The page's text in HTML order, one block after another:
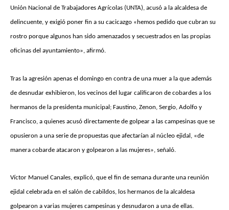
Unión Nacional de Trabajadores Agrícolas (UNTA), acusó a la alcaldesa de
delincuente, y exigió poner fin a su cacicazgo «hemos pedido que cubran su
rostro porque algunos han sido amenazados y secuestrados en las propias
oficinas del ayuntamiento», afirmó.
Tras la agresión apenas el domingo en contra de una muer a la que además
de desnudar exhibieron, los vecinos del lugar calificaron de cobardes a los
hermanos de la presidenta municipal; Faustino, Zenon, Sergio, Adolfo y
Francisco, a quienes acusó directamente de golpear a las campesinas que se
opusieron a una serie de propuestas que afectarían al núcleo ejidal, «de
manera cobarde atacaron y golpearon a las mujeres», señaló.
Víctor Manuel Canales, explicó, que el fin de semana durante una reunión
ejidal celebrada en el salón de cabildos, los hermanos de la alcaldesa
golpearon a varias mujeres campesinas y desnudaron a una de ellas.